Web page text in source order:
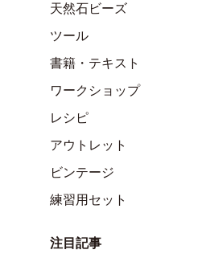
天然石ビーズ
ツール
書籍・テキスト
ワークショップ
レシピ
アウトレット
ビンテージ
練習用セット
注目記事